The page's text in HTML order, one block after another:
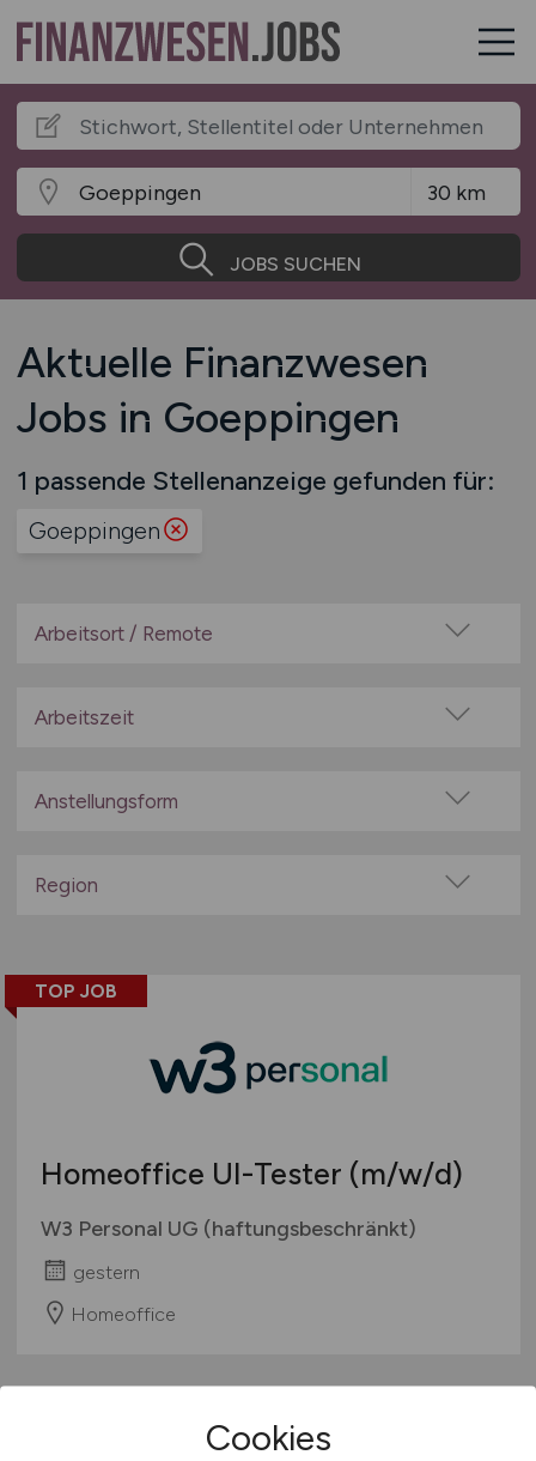
JOBS SUCHEN
Aktuelle Finanzwesen
Jobs in Goeppingen
1 passende Stellenanzeige gefunden für:
Goeppingen
Arbeitsort / Remote
Home-Office möglich / Hybrid
Remote aus dem Ausland möglich
Arbeitszeit
Teilzeit
Anstellungsform
befristete Anstellung
Projektarbeit / Freelancer
geringfügige Beschäftigung / Minijob
Berufseinstieg / Trainee
Studentenjobs / Werkstudenten
Praktikum
Region
Berlin
Mecklenburg-Vorpommern
Nordrhein-Westfalen
Rheinland-Pfalz
Saarland
Sachsen-Anhalt
TOP JOB
Homeoffice UI-Tester (m/w/d)
W3 Personal UG (haftungsbeschränkt)
gestern
Homeoffice
Cookies